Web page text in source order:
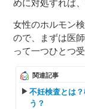
めに対処すれば
女性のホルモン
ので、まずは医
って一つひとつ
関連記事
不妊検査とは
う？